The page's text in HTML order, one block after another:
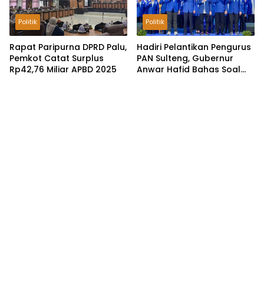
Politik
Rapat Paripurna DPRD Palu,
Pemkot Catat Surplus
Rp42,76 Miliar APBD 2025
Politik
Hadiri Pelantikan Pengurus
PAN Sulteng, Gubernur
Anwar Hafid Bahas Soal